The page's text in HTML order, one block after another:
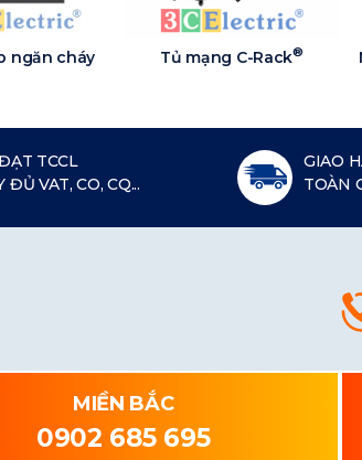
ngăn cháy Tủ mạng C-Rack®
TCCL
ĐỦ VAT, CO, CQ...
GIAO
TOÀN
MIỀN BẮC
0902 685 695